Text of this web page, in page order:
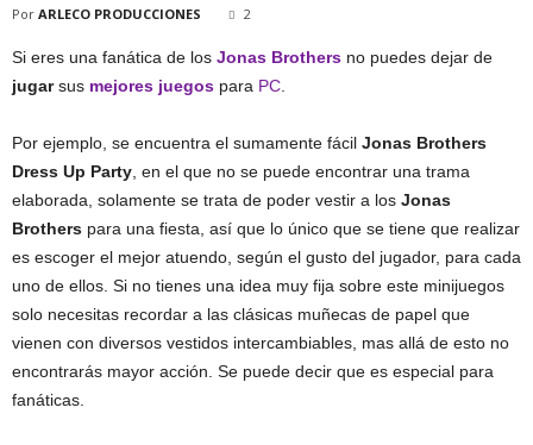
Por ARLECO PRODUCCIONES 2
Si eres una fanática de los Jonas Brothers no puedes dejar de
jugarsus mejores juegos para PC
Por ejemplo, se encuentra el sumamente fácil Jonas Brothers
Dress Up Party , en el que no se puede encontrar una trama
elaborada, solamente se trata de poder vestir a los Jonas
Brothers para una fiesta, así que lo único que se tiene que realizar
es escoger el mejor atuendo, según el gusto del jugador, para cada
uno de ellos. Si no tienes una idea muy fija sobre este minijuegos
solo necesitas recordar a las clásicas muñecas de papel que
vienen con diversos vestidos intercambiables, mas allá de esto no
encontrarás mayor acción. Se puede decir que es especial para
fanáticas.